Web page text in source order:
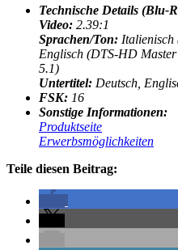
Technische Details (Blu-
Video: 2.39:1
Sprachen/Ton: Italienisch
Englisch (DTS-HD
5.1)
Untertitel: Deutsch,
FSK: 16
Sonstige Informationen:
Produktseite
Erwerbsmöglichkeiten
Teile diesen Beitrag: